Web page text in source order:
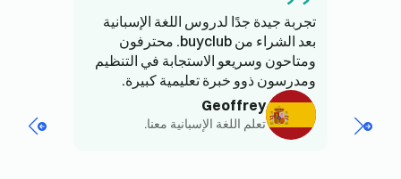
Geoffrey
تعلم اللغة الإسبانية معنا.
تجربة جيدة جدًا لدروس اللغة الإسبانية
بعد الشراء من buyclub. محترفون
ومتاحون وسريعو الاستجابة في التنظيم
ومدرسون ذوو خبرة تعليمية كبيرة.